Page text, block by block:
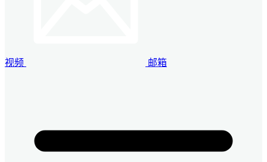
视频 邮箱